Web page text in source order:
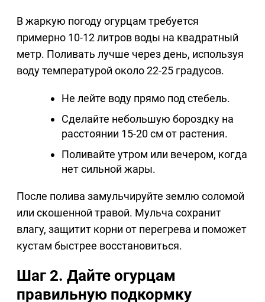
В жаркую погоду огурцам требуется
примерно 10-12 литров воды на квадратный
метр. Поливать лучше через день, используя
воду температурой около 22-25 градусов.
Не лейте воду прямо под стебель.
Сделайте небольшую бороздку на
расстоянии 15-20 см от растения.
Поливайте утром или вечером, когда
нет сильной жары.
После полива замульчируйте землю соломой
или скошенной травой. Мульча сохранит
влагу, защитит корни от перегрева и поможет
кустам быстрее восстановиться.
Шаг 2. Дайте огурцам
правильную подкормку